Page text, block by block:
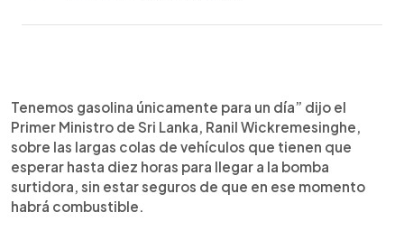
Escuchar artículo
Tenemos gasolina únicamente para un día” dijo el
Primer Ministro de Sri Lanka, Ranil Wickremesinghe,
sobre las largas colas de vehículos que tienen que
esperar hasta diez horas para llegar a la bomba
surtidora, sin estar seguros de que en ese momento
habrá combustible.